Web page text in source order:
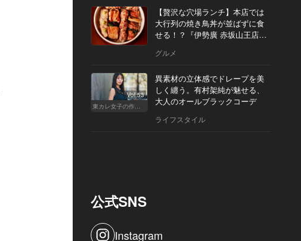
【贅沢な穴場ランチ】本店では
大行列の焼き鳥丼が並ばずに食
せる！？『伊勢廣 赤坂山王店』
グルメ
Vol.53
東カレ女子の作り方
異素材の立体感でドレープを美
しく纏う。有村架純が魅せる、
大人のオールブラックコーデ
ライフスタイル
公式SNS
Instagram